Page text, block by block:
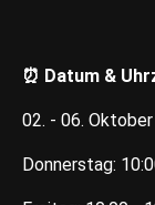
⏰ Datum &
02. - 06. Oktober
Donnerstag: